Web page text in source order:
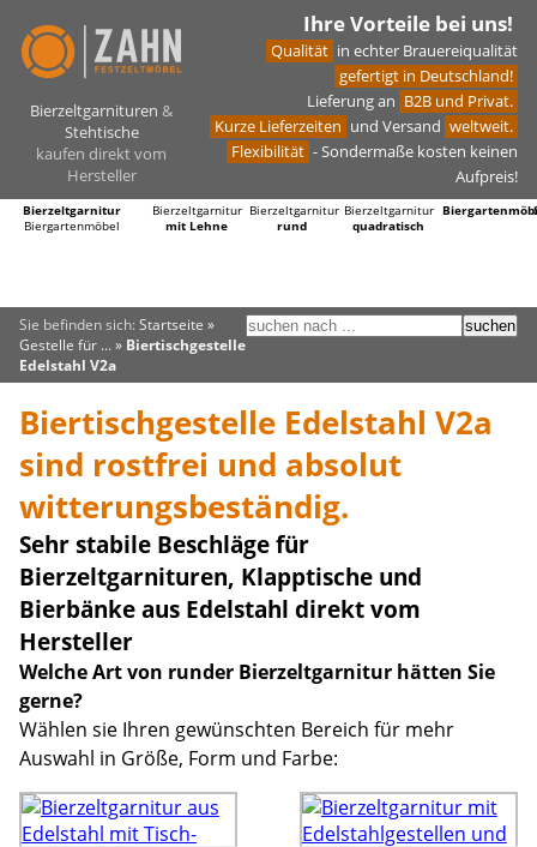
Bierzeltgarnituren &
Stehtische
kaufen direkt vom
Hersteller
Ihre Vorteile bei uns!
Qualität in echter Brauereiqualität
gefertigt in Deutschland!
Lieferung an B2B und Privat.
Kurze Lieferzeiten und Versand weltweit.
Flexibilität - Sondermaße kosten keinen
Aufpreis!
Bierzeltgarnitur
Biergartenmöbel
Bierzeltgarnitur
mit Lehne
Bierzeltgarnitur
rund
Bierzeltgarnitur
quadratisch
Sie befinden sich: Startseite »
Gestelle für ...» Biertischgestelle
Edelstahl V2a
Biertischgestelle Edelstahl V2a
sind rostfrei und absolut
witterungsbeständig.
Sehr stabile Beschläge für
Bierzeltgarnituren, Klapptische und
Bierbänke aus Edelstahl direkt vom
Hersteller
Welche Art von runder Bierzeltgarnitur hätten Sie
gerne?
Wählen sie Ihren gewünschten Bereich für mehr
Auswahl in Größe, Form und Farbe: